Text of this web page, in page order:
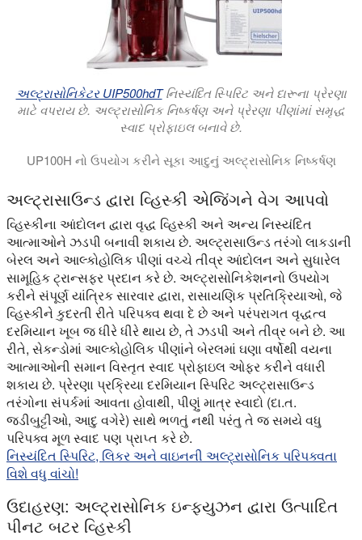
અલ્ટ્રાસોનિકેટર UIP500hdTનિસ્યંદિત સ્પિરિટ અને દારૂના પ્રેરણા
માટે વપરાય છે. અલ્ટ્રાસોનિક નિષ્કર્ષણ અને પ્રેરણા પીણાંમાં સમૃદ્ધ
સ્વાદ પ્રોફાઇલ બનાવે છે.
UP100H નો ઉપયોગ કરીને સૂકા આદુનું અલ્ટ્રાસોનિક નિષ્કર્ષણ
અલ્ટ્રાસાઉન્ડ દ્વારા વ્હિસ્કી એજિંગને વેગ આપવો
વ્હિસ્કીના આંદોલન દ્વારા વૃદ્ધ વ્હિસ્કી અને અન્ય નિસ્યંદિત
આત્માઓને ઝડપી બનાવી શકાય છે. અલ્ટ્રાસાઉન્ડ તરંગો લાકડાની
બેરલ અને આલ્કોહોલિક પીણાં વચ્ચે તીવ્ર આંદોલન અને સુધારેલ
સામૂહિક ટ્રાન્સફર પ્રદાન કરે છે. અલ્ટ્રાસોનિકેશનનો ઉપયોગ
કરીને સંપૂર્ણ યાંત્રિક સારવાર દ્વારા, રાસાયણિક પ્રતિક્રિયાઓ, જે
વ્હિસ્કીને કુદરતી રીતે પરિપક્વ થવા દે છે અને પરંપરાગત વૃદ્ધત્વ
દરમિયાન ખૂબ જ ધીરે ધીરે થાય છે, તે ઝડપી અને તીવ્ર બને છે. આ
રીતે, સેકન્ડોમાં આલ્કોહોલિક પીણાંને બેરલમાં ઘણા વર્ષોથી વયના
આત્માઓની સમાન વિસ્તૃત સ્વાદ પ્રોફાઇલ ઓફર કરીને વધારી
શકાય છે. પ્રેરણા પ્રક્રિયા દરમિયાન સ્પિરિટ અલ્ટ્રાસાઉન્ડ
તરંગોના સંપર્કમાં આવતા હોવાથી, પીણું માત્ર સ્વાદો (દા.ત.
જડીબુટ્ટીઓ, આદુ વગેરે) સાથે ભળતું નથી પરંતુ તે જ સમયે વધુ
પરિપક્વ મૂળ સ્વાદ પણ પ્રાપ્ત કરે છે.
નિસ્યંદિત સ્પિરિટ, લિકર અને વાઇનની અલ્ટ્રાસોનિક પરિપક્વતા
વિશે વધુ વાંચો!
ઉદાહરણ: અલ્ટ્રાસોનિક ઇન્ફ્યુઝન દ્વારા ઉત્પાદિત
પીનટ બટર વ્હિસ્કી